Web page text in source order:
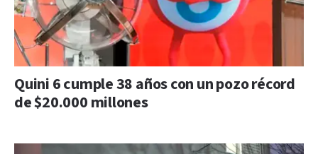
Quini 6 cumple 38 años con un pozo récord
de $20.000 millones